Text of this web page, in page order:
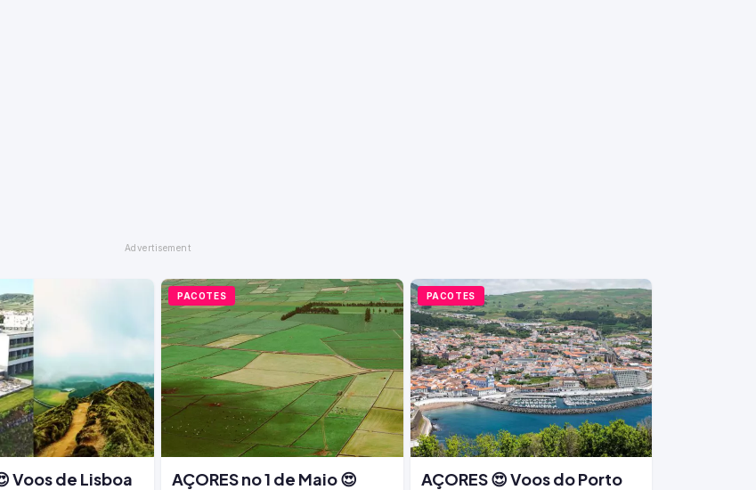
Voos de Lisboa
PACOTES
AÇORES no 1 de Maio 😍
PACOTES
AÇORES 😍 Voos do Porto